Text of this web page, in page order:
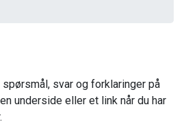
svar og forklaringer på
underside eller et link når du har